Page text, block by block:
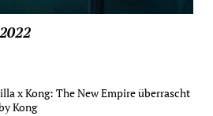
x Kong: The New Empire überrascht
Kong